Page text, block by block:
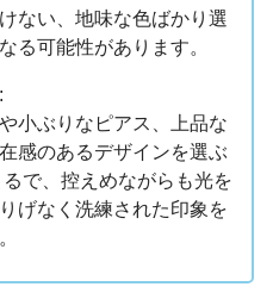
ない、地味な色ばかり選
る可能性があります。
:
小ぶりなピアス、上品な
感のあるデザインを選ぶ
で、控えめながらも光を
げなく洗練された印象を